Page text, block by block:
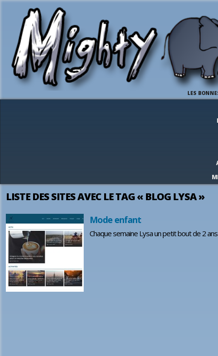
LES
LISTE DES SITES AVEC LE TAG « BLOG LYSA »
Mode enfant
Chaque semaine Lysa un petit bout de 2